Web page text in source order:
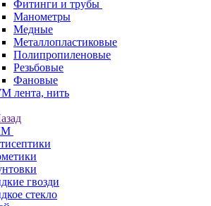
Фитинги и трубы
Манометры
Медные
Металлопластиковые
Полипропиленовые
Резьбовые
Фановые
лента, нить
гвозди
стекло